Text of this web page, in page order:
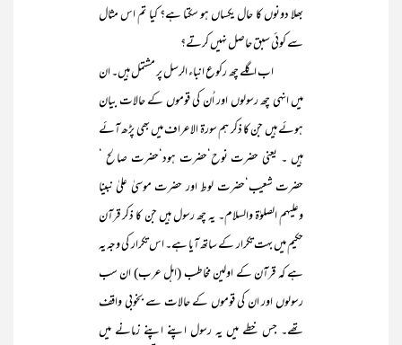
بھلا دونوں کا حال یکساں ہو سکتا ہے؟ کیا تم اس مثال
سے کوئی سبق حاصل نہیں کرتے؟
اب اگلے چھ رکوع انباء الرسل پر مشتمل ہیں۔ ان
میں انہی چھ رسولوں اور اُن کی قوموں کے حالات بیان
ہوئے ہیں جن کا ذکر ہم سورۃ الاعراف میں بھی پڑھ آئے
ہیں ۔ یعنی حضرت نوح‘حضرت ہود‘حضرت صالح ‘
حضرت شعیب‘حضرت لوط اور حضرت موسیٰ علیٰ نبینا
وعلیہم الصلوٰۃ والسلام۔ یہ چھ رسول ہیں جن کا ذکر قرآن
حکیم میں بہت تکرار کے ساتھ آیا ہے۔ اس تکرار کی وجہ یہ
ہے کہ قرآن کے اولین مخاطب (اہل عرب) ان سب
رسولوں اور ان کی قوموں کے حالات سے بخوبی واقف
تھے۔ جس خطے میں یہ رسول اپنے اپنے زمانے میں